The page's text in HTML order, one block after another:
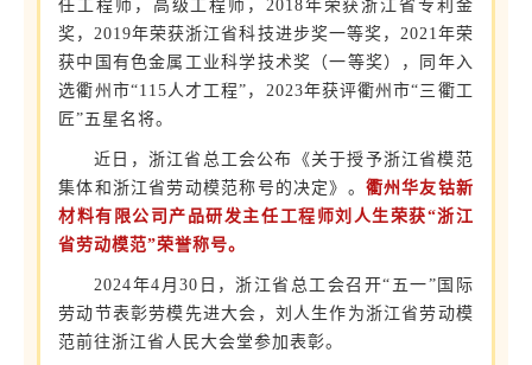
任工程师，高级工程师，2018年荣获浙江省专利金
奖，2019年荣获浙江省科技进步奖一等奖，2021年荣
获中国有色金属工业科学技术奖（一等奖），同年入
选衢州市“115人才工程”，2023年获评衢州市“三衢工
匠”五星名将。
近日，浙江省总工会公布《关于授予浙江省模范
集体和浙江省劳动模范称号的决定》。 衢州华友钴新
材料有限公司产品研发主任工程师刘人生荣获“浙江
省劳动模范”荣誉称号。
2024年4月30日，浙江省总工会召开“五一”国际
劳动节表彰劳模先进大会，刘人生作为浙江省劳动模
范前往浙江省人民大会堂参加表彰。